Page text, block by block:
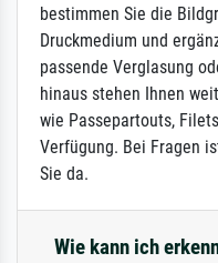
bestimmen Sie die
Druckmedium und
passende Verglasung
hinaus stehen Ihnen
wie Passepartouts,
Verfügung. Bei Fragen
Sie da.
Wie kann ich